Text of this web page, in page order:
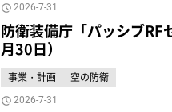
2026-7-31
防衛装備庁「パッシブRF
月30日）
事業・計画 空の防衛
2026-7-31